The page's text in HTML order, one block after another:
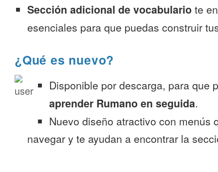
Sección adicional de vocabulario te
esenciales para que puedas construir
¿Qué es nuevo?
Disponible por descarga, para que
aprender Rumano en seguida.
Nuevo diseño atractivo con menús
navegar y te ayudan a encontrar la